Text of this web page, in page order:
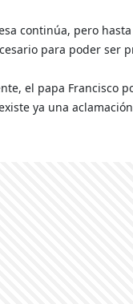
continúa, pero
para poder ser
el papa Francisco
ya una